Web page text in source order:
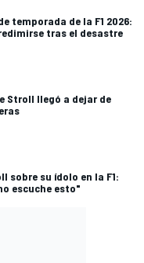
temporada de la F1 2026:
tras el desastre
Stroll llegó a dejar de
sobre su ídolo en la F1:
escuche esto"